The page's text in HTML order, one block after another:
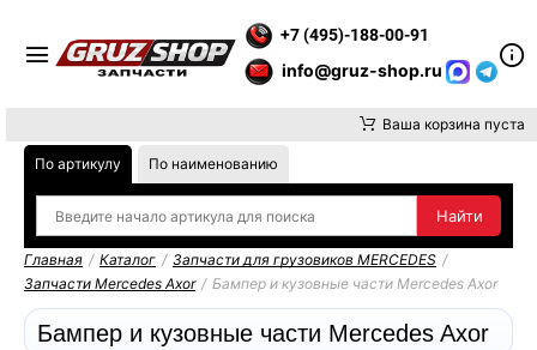
+7 (495)-188-00-91
info@gruz-shop.ru
Ваша корзина пуста
По артикулу По наименованию
Главная / Каталог / Запчасти для грузовиков MERCEDES /
Запчасти Mercedes Axor / Бампер и кузовные части Mercedes Axor
Бампер и кузовные части Mercedes Axor